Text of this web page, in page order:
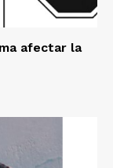
afectar la